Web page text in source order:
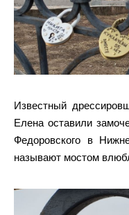
Известный
Елена оставили
Федоровского в
называют мостом